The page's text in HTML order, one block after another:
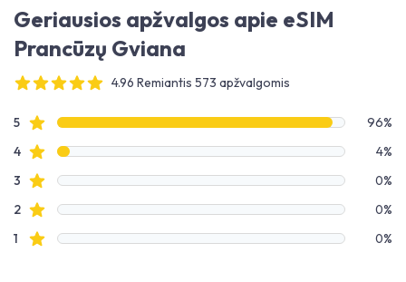
Geriausios apžvalgos apie eSIM
Prancūzų Gviana
4.96 Remiantis 573 apžvalgomis
Apžvalgų duomenys
5Žvaigždučių apžvalgos
96%
4Žvaigždučių apžvalgos
4%
3 Žvaigždučių apžvalgos
0%
2Žvaigždučių apžvalgos
0%
1 Žvaigždučių apžvalgos 0%